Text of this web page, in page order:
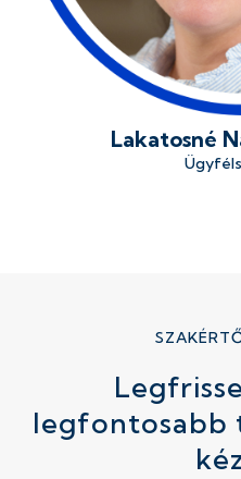
Lakatosné
legfontosabb